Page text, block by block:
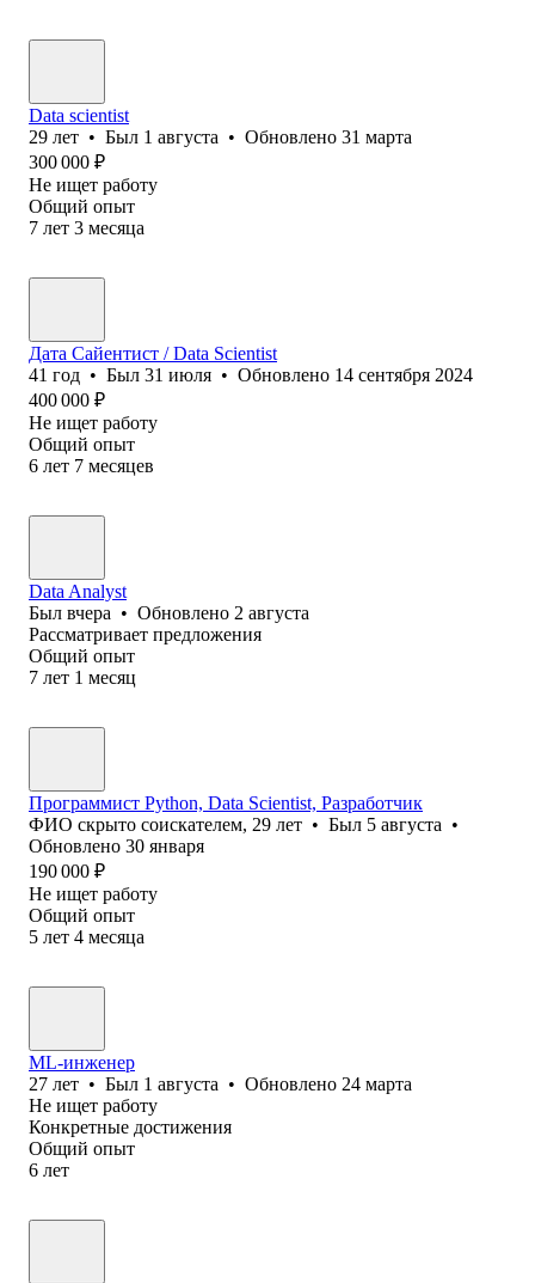
Data scientist
29 лет • Был 1 августа • Обновлено 31 марта
300 000 ₽
Не ищет работу
Общий опыт
7 лет 3 месяца
Дата Сайентист / Data Scientist
41 год • Был 31 июля • Обновлено 14 сентября 2024
400 000 ₽
Не ищет работу
Общий опыт
6 лет 7 месяцев
Data Analyst
Был вчера • Обновлено 2 августа
Рассматривает предложения
Общий опыт
7 лет 1 месяц
Программист Python, Data Scientist, Разработчик
ФИО скрыто соискателем, 29 лет • Был 5 августа •
Обновлено 30 января
190 000 ₽
Не ищет работу
Общий опыт
5 лет 4 месяца
ML-инженер
27 лет • Был 1 августа • Обновлено 24 марта
Не ищет работу
Конкретные достижения
Общий опыт
6 лет